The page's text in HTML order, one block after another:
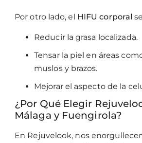
Por otro lado, el HIFU corporal
Reducir la grasa localizada.
Tensar la piel en áreas
muslos y brazos.
Mejorar el aspecto de la
¿Por Qué Elegir
Málaga y Fuengirola?
En Rejuvelook, nos